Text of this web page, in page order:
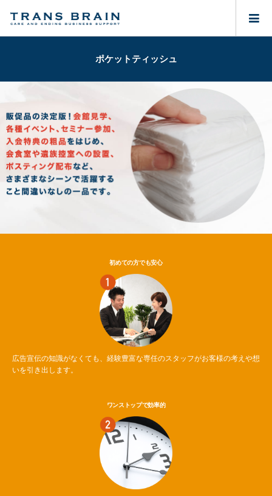
ポケットティッシュ
初めての方でも安心
広告宣伝の知識がなくても、経験豊富な専任のスタッフがお客様の考えや想
いを引き出します。
ワンストップで効率的